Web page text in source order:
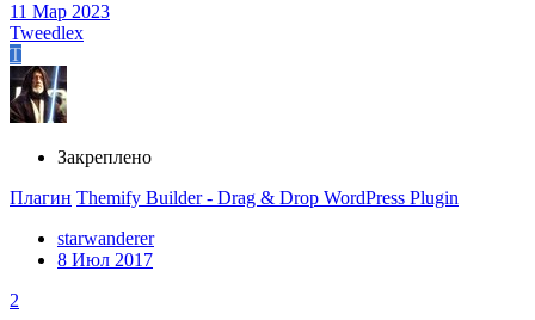
11 Мар 2023
Tweedlex
T
Закреплено
Плагин Themify Builder - Drag & Drop WordPress Plugin
starwanderer
8 Июл 2017
2